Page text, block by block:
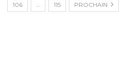
106 115 PROCHAIN